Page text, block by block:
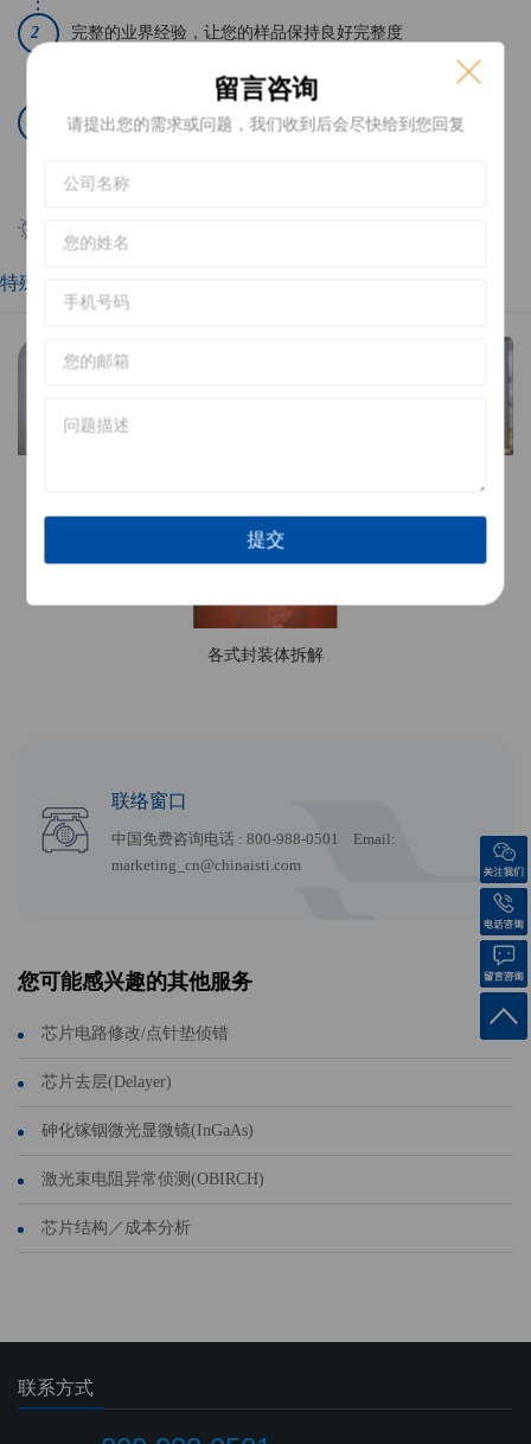
2 完整的业界经验，让您的样品保持良好完整度
坚强的服务团队，让您的的需求完善达成
特殊开盖
bond)
各式封装体拆解
联络窗口
中国免费咨询电话 : 800-988-0501 Email:
marketing_cn@chinaisti.com
您可能感兴趣的其他服务
芯片电路修改/点针垫侦错
芯片去层(Delayer)
砷化镓铟微光显微镜(InGaAs)
激光束电阻异常侦测(OBIRCH)
芯片结构／成本分析
联系方式
留言咨询
请提出您的需求或问题，我们收到后会尽快给到您回复